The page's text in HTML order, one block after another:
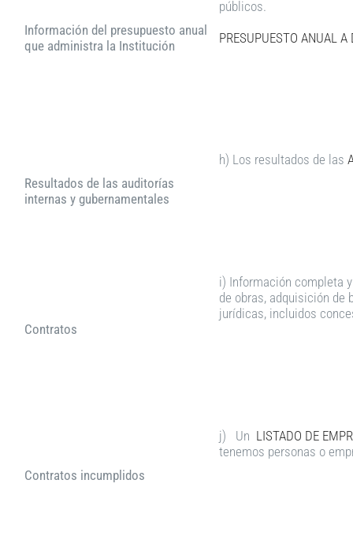
Información del presupuesto anual
que administra la Institución
públicos.
PRESUPUESTO ANUAL
Resultados de las auditorías
internas y gubernamentales
h) Los resultados de las
Contratos
i) Información completa
de obras, adquisición de
jurídicas, incluidos
Contratos incumplidos
j) Un LISTADO DE
tenemos personas o